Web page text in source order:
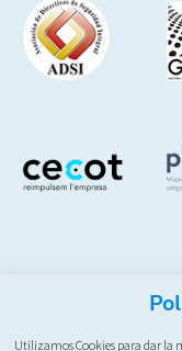
Utilizamos Cookies para dar la